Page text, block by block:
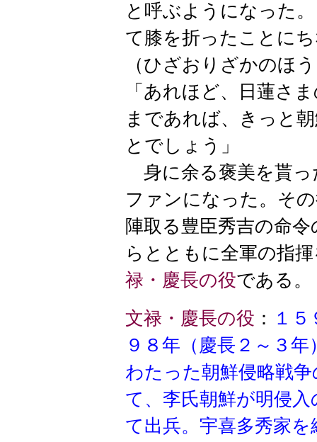
と呼ぶようになった
て膝を折ったことに
（ひざおりざかのほ
「あれほど、日蓮さ
まであれば、きっと
とでしょう」
身に余る褒美を貰っ
ファンになった。そ
陣取る豊臣秀吉の命
らとともに全軍の指
禄・慶長の役である。
文禄・慶長の役 ： １
９８年（慶長２～３
わたった朝鮮侵略戦
て、李氏朝鮮が明侵
て出兵。宇喜多秀家